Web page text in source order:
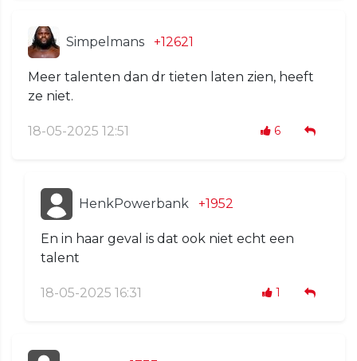
Simpelmans +12621
Meer talenten dan dr tieten laten zien, heeft
ze niet.
18-05-2025 12:51 6
HenkPowerbank +1952
En in haar geval is dat ook niet echt een
talent
18-05-2025 16:31 1